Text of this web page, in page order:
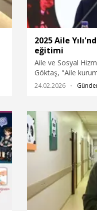
2025 Aile
eğitimi
Aile ve Sosyal
Göktaş, "Aile
sağlıklı nesillerin
yararlandı" dedi.
24.02.2026